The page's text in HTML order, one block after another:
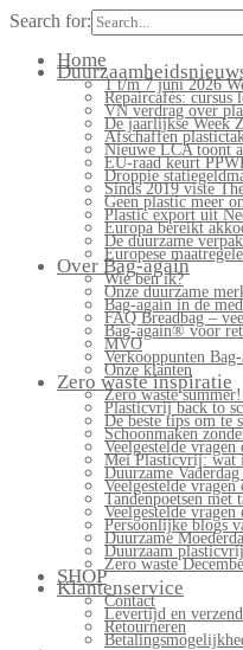
Search for:
Home
1 t/m 7 juni 2026
Repaircafés: cursus
VN verdrag over
De jaarlijkse Week
Afschaffen
Nieuwe LCA toont
EU-raad keurt
Droppie
Sinds 2019 viste
Geen plastic meer
Plastic export uit
Europa bereikt
De duurzame
Europese
Over Bag-again
Wie ben ik?
Onze duurzame
Bag-again in de
FAQ Breadbag –
Bag-again® voor
MVO
Verkooppunten
Onze klanten
Zero waste inspiratie
Zero waste
Plasticvrij back to
De beste tips om te
Schoonmaken
Veelgestelde
Mei Plasticvrij: wat
Duurzame
Veelgestelde
Tandenpoetsen met
Veelgestelde
Persoonlijke blogs
Duurzame
Duurzaam
Zero waste
SHOP
Klantenservice
Contact
Levertijd en
Retourneren